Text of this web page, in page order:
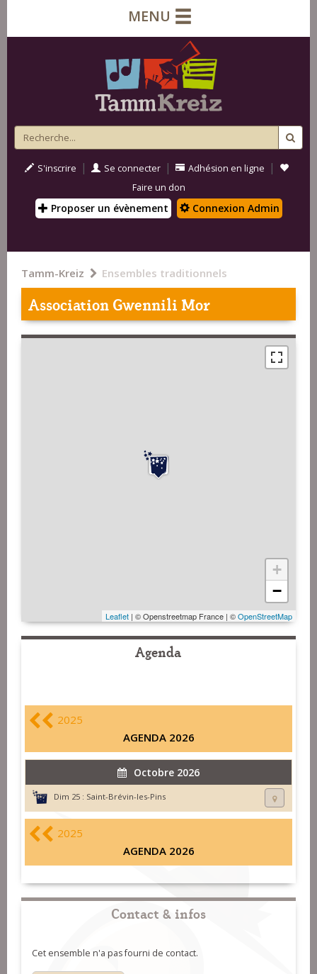
MENU
S'inscrire | Se connecter | Adhésion en ligne |
Faire un don
Proposer un évènement Connexion Admin
Tamm-Kreiz Ensembles traditionnels
Association Gwennili Mor
+
−
Leaflet | © Openstreetmap France | ©OpenStreetMap
Agenda
2025
AGENDA 2026
Octobre 2026
Dim 25 : Saint-Brévin-les-Pins
2025
AGENDA 2026
Contact & infos
Cet ensemble n'a pas fourni de contact.